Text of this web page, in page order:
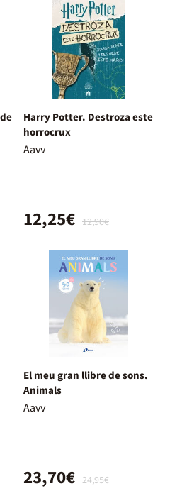
Harry Potter. Destroza este
horrocrux
Aavv
12,90€
12,25€
El meu gran llibre de sons.
Animals
Aavv
24,95€
23,70€